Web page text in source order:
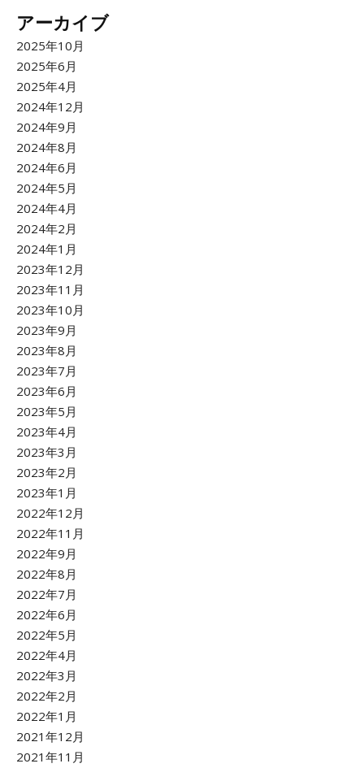
アーカイブ
2025年10月
2025年6月
2025年4月
2024年12月
2024年9月
2024年8月
2024年6月
2024年5月
2024年4月
2024年2月
2024年1月
2023年12月
2023年11月
2023年10月
2023年9月
2023年8月
2023年7月
2023年6月
2023年5月
2023年4月
2023年3月
2023年2月
2023年1月
2022年12月
2022年11月
2022年9月
2022年8月
2022年7月
2022年6月
2022年5月
2022年4月
2022年3月
2022年2月
2022年1月
2021年12月
2021年11月